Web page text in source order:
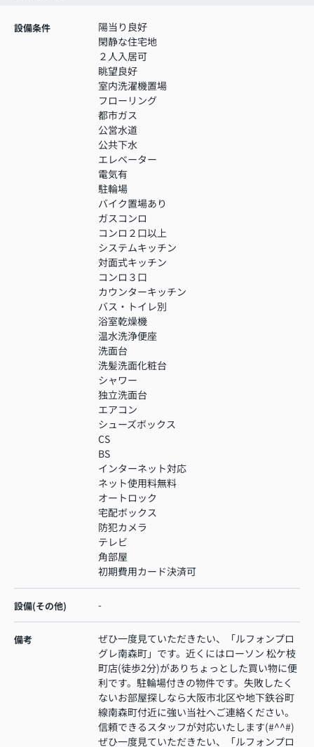
設備条件
陽当り良好
閑静な住宅地
２人入居可
眺望良好
室内洗濯機置場
フローリング
都市ガス
公営水道
公共下水
エレベーター
電気有
駐輪場
バイク置場あり
ガスコンロ
コンロ２口以上
システムキッチン
対面式キッチン
コンロ３口
カウンターキッチン
バス・トイレ別
浴室乾燥機
温水洗浄便座
洗面台
洗髪洗面化粧台
シャワー
独立洗面台
エアコン
シューズボックス
CS
BS
インターネット対応
ネット使用料無料
オートロック
宅配ボックス
防犯カメラ
テレビ
角部屋
初期費用カード決済可
設備(その他) -
備考
ぜひ一度見ていただきたい、「ルフォンプロ
グレ南森町」です。近くにはローソン 松ケ枝
町店(徒歩2分)がありちょっとした買い物に便
利です。駐輪場付きの物件です。失敗したく
ないお部屋探しなら大阪市北区や地下鉄谷町
線南森町付近に強い当社へご連絡ください。
信頼できるスタッフが対応いたします(#^^#)
ぜひ一度見ていただきたい、「ルフォンプロ